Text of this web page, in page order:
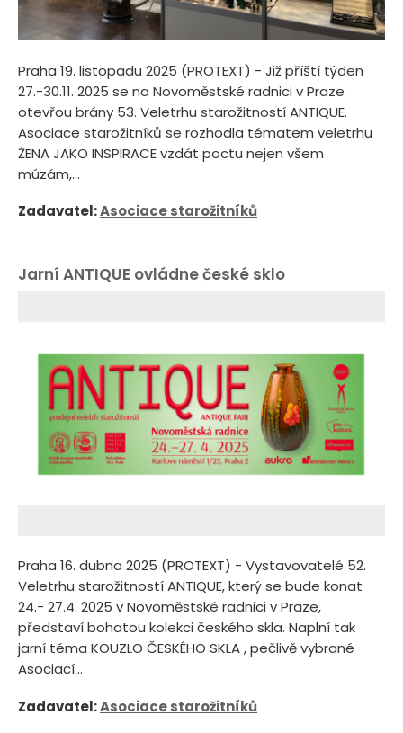
Praha 19. listopadu 2025 (PROTEXT) - Již příští týden
27.-30.11. 2025 se na Novoměstské radnici v Praze
otevřou brány 53. Veletrhu starožitností ANTIQUE.
Asociace starožitníků se rozhodla tématem veletrhu
ŽENA JAKO INSPIRACE vzdát poctu nejen všem
múzám,...
Zadavatel:Asociace starožitníků
Jarní ANTIQUE ovládne české sklo
Praha 16. dubna 2025 (PROTEXT) - Vystavovatelé 52.
Veletrhu starožitností ANTIQUE, který se bude konat
24.- 27.4. 2025 v Novoměstské radnici v Praze,
představí bohatou kolekci českého skla. Naplní tak
jarní téma KOUZLO ČESKÉHO SKLA , pečlivě vybrané
Asociací...
Zadavatel:Asociace starožitníků